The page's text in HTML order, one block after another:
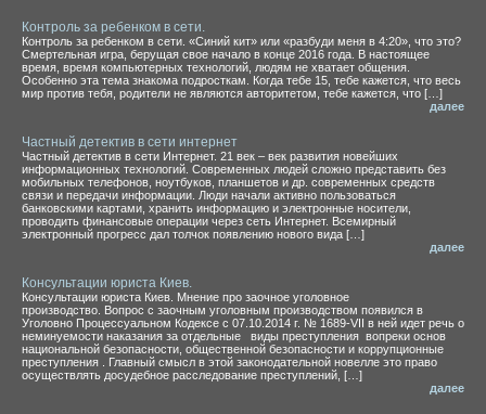
Контроль за ребенком в сети.
Контроль за ребенком в сети. «Синий кит» или «разбуди меня в 4:20», что это?
Смертельная игра, берущая свое начало в конце 2016 года. В настоящее
время, время компьютерных технологий, людям не хватает общения.
Особенно эта тема знакома подросткам. Когда тебе 15, тебе кажется, что весь
мир против тебя, родители не являются авторитетом, тебе кажется, что […]
далее
Частный детектив в сети интернет
Частный детектив в сети Интернет. 21 век – век развития новейших
информационных технологий. Современных людей сложно представить без
мобильных телефонов, ноутбуков, планшетов и др. современных средств
связи и передачи информации. Люди начали активно пользоваться
банковскими картами, хранить информацию и электронные носители,
проводить финансовые операции через сеть Интернет. Всемирный
электронный прогресс дал толчок появлению нового вида […]
далее
Консультации юриста Киев.
Консультации юриста Киев. Мнение про заочное уголовное
производство. Вопрос с заочным уголовным производством появился в
Уголовно Процессуальном Кодексе с 07.10.2014 г. № 1689-VII в ней идет речь о
неминуемости наказания за отдельные виды преступления вопреки основ
национальной безопасности, общественной безопасности и коррупционные
преступления . Главный смысл в этой законодательной новелле это право
осуществлять досудебное расследование преступлений, […]
далее